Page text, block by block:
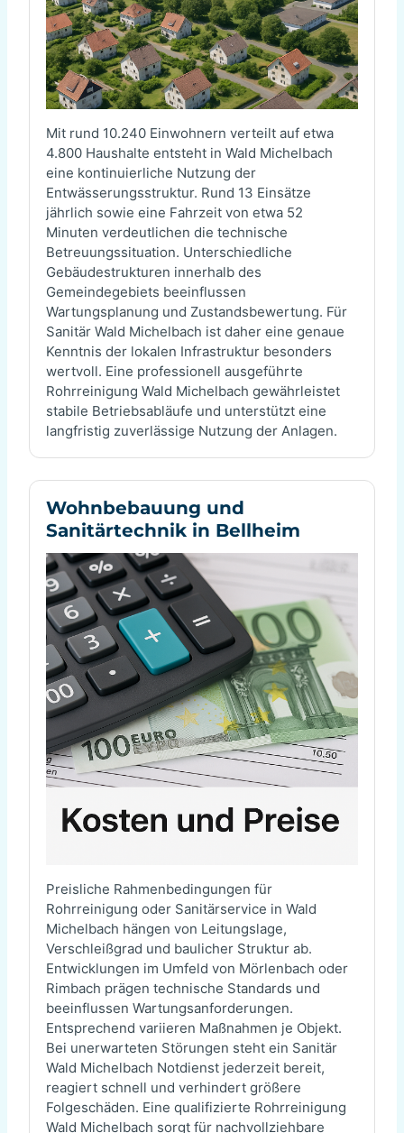
Mit rund 10.240 Einwohnern verteilt auf etwa
4.800 Haushalte entsteht in Wald Michelbach
eine kontinuierliche Nutzung der
Entwässerungsstruktur. Rund 13 Einsätze
jährlich sowie eine Fahrzeit von etwa 52
Minuten verdeutlichen die technische
Betreuungssituation. Unterschiedliche
Gebäudestrukturen innerhalb des
Gemeindegebiets beeinflussen
Wartungsplanung und Zustandsbewertung. Für
Sanitär Wald Michelbach ist daher eine genaue
Kenntnis der lokalen Infrastruktur besonders
wertvoll. Eine professionell ausgeführte
Rohrreinigung Wald Michelbach gewährleistet
stabile Betriebsabläufe und unterstützt eine
langfristig zuverlässige Nutzung der Anlagen.
Wohnbebauung und
Sanitärtechnik in Bellheim
Preisliche Rahmenbedingungen für
Rohrreinigung oder Sanitärservice in Wald
Michelbach hängen von Leitungslage,
Verschleißgrad und baulicher Struktur ab.
Entwicklungen im Umfeld von Mörlenbach oder
Rimbach prägen technische Standards und
beeinflussen Wartungsanforderungen.
Entsprechend variieren Maßnahmen je Objekt.
Bei unerwarteten Störungen steht ein Sanitär
Wald Michelbach Notdienst jederzeit bereit,
reagiert schnell und verhindert größere
Folgeschäden. Eine qualifizierte Rohrreinigung
Wald Michelbach sorgt für nachvollziehbare